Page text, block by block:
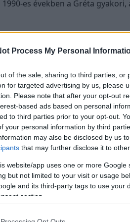
Process My Personal
of the sale, sharing to third parties, or
for targeted advertising by us, please
Please note that after your opt-out
based ads based on personal
to third parties prior to your opt-out.
your personal information by third
may also be disclosed by us
that may further disclose it to
website/app uses one or more
but not limited to your visit or usage
and its third-party tags to use your
section.
es években a Gréta gyakori,
Hirdetés